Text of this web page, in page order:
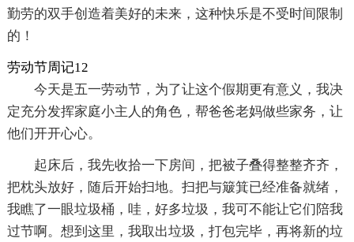
勤劳的双手创造着美好的未来，这种快乐是不受时间限制
的！
劳动节周记12
今天是五一劳动节，为了让这个假期更有意义，我决
定充分发挥家庭小主人的角色，帮爸爸老妈做些家务，让
他们开开心心。
起床后，我先收拾一下房间，把被子叠得整整齐齐，
把枕头放好，随后开始扫地。扫把与簸箕已经准备就绪，
我瞧了一眼垃圾桶，哇，好多垃圾，我可不能让它们陪我
过节啊。想到这里，我取出垃圾，打包完毕，再将新的垃